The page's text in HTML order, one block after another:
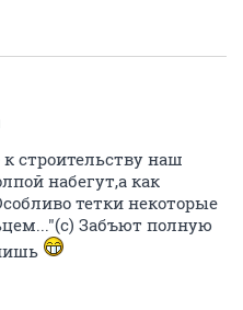
строительству наш
набегут,а как
тетки некоторые
Забъют полную